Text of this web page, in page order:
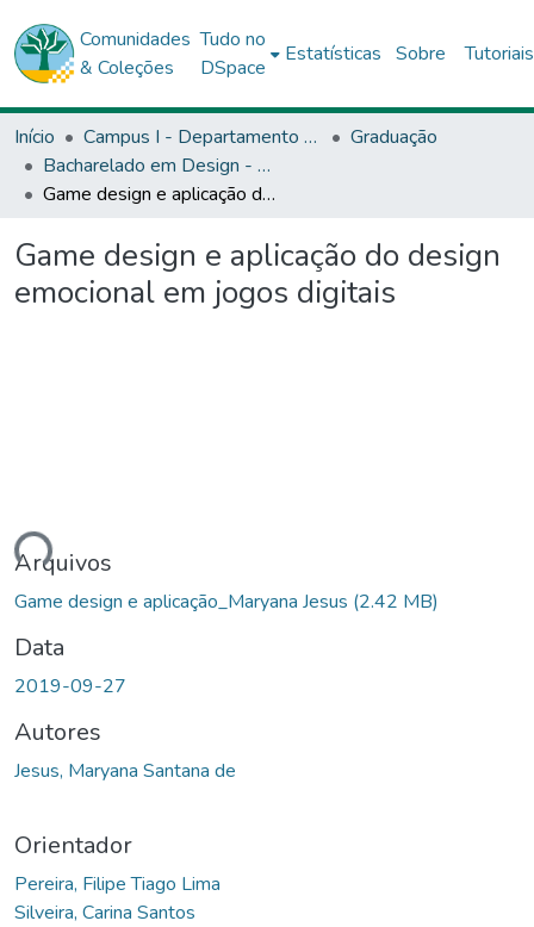
Comunidades
& Coleções
Tudo no
DSpace
Estatísticas Sobre Tutoriais
Início Campus I - Departamento de Ciências Exata e da Terra (DCET) - Salvador
Graduação
Bacharelado em Design - DCET1
Game design e aplicação do design emocional em jogos digitais
Game design e aplicação do design
emocional em jogos digitais
Arquivos
Game design e aplicação_Maryana Jesus (2.42 MB)
Data
2019-09-27
Autores
Jesus, Maryana Santana de
Orientador
Pereira, Filipe Tiago Lima
Silveira, Carina Santos